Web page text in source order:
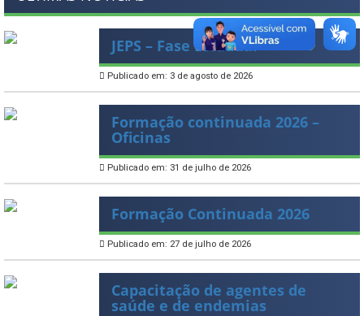
JEPS – Fase Estadual
Publicado em: 3 de agosto de 2026
Formação continuada 2026 –
Oficinas
Publicado em: 31 de julho de 2026
Formação Continuada 2026
Publicado em: 27 de julho de 2026
Capacitação de agentes de
saúde e de endemias